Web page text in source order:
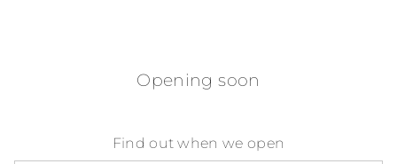
Opening soon
Find out when we open